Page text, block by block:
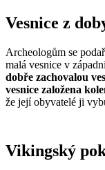
Vesnice z
Archeologům se
malá vesnice v
dobře zachovalou
vesnice založena
že její obyvatelé ji
Vikingský